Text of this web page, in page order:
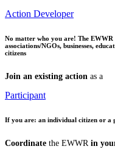
Action Developer
No matter who you are! The EWWR
associations/NGOs, businesses,
citizens
Join an existing action as a
Participant
If you are: an individual citizen or a
Coordinate the EWWR in